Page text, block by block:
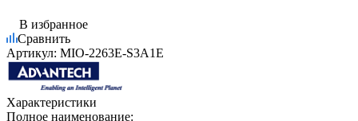
В избранное
Сравнить
Артикул: MIO-2263E-S3A1E
Характеристики
Полное наименование: